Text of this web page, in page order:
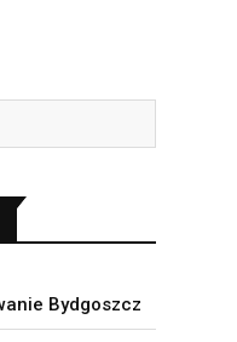
Bydgoszcz